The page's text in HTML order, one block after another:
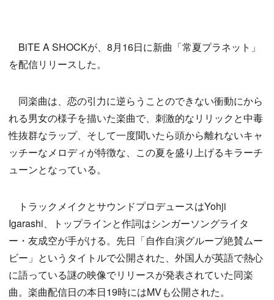
BiTE A SHOCKが、8月16日に新曲「常夏プラネット」
を配信リリースした。
同楽曲は、恋の引力に逆らうことのできない衝動にから
れる男女の様子を描いた楽曲で、刺激的なリリックと中毒
性抜群なラップ、そして一度聞いたら頭から離れないキャ
ッチーなメロディが特徴な、この夏を盛り上げるキラーチ
ューンとなっている。
トラックメイクとサウンドプロデュースはYohji
Igarashi、トップラインと作詞はシンガーソングライタ
ー・友成空が手がける。先日「自作自演グループ絶賛ムー
ビー」というタイトルで公開された、外国人が英語で熱心
に語っている謎の映像でリリースが発表されていた同楽
曲。楽曲配信日の本日19時にはMVも公開された。